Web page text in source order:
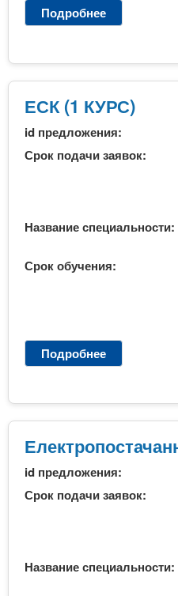
Подробнее
Е
е
к
т
р
и
к
У
(
а
а
ЕСК (1 КУРС)
id предложения:
Срок подачи заявок:
Название специальности:
Срок обучения:
Подробнее
Е
К
(
1
К
У
Р
id предложения:
Срок подачи заявок:
Название специальности: